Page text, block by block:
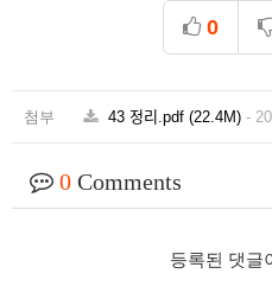
0
첨부 43 정리.pdf (22.4M) -
0 Comments
등록된 댓글